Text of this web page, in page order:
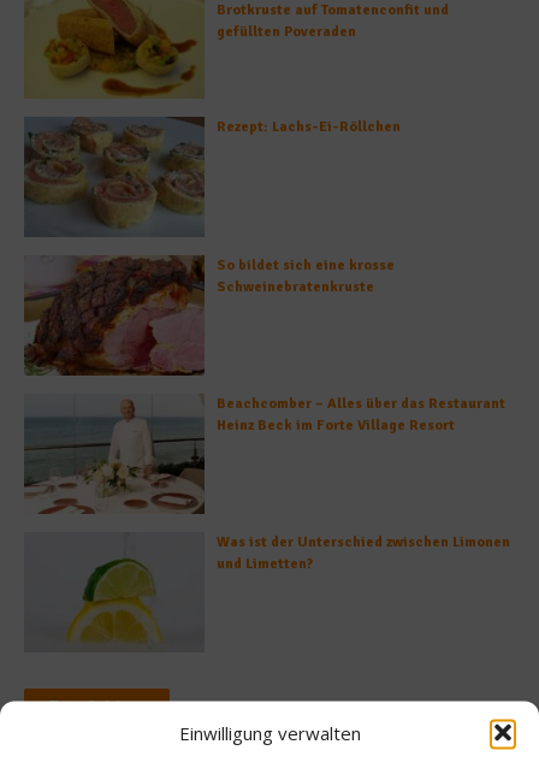
Einwilligung verwalten
Brotkruste auf Tomatenconfit und
gefüllten Poveraden
Rezept: Lachs-Ei-Röllchen
So bildet sich eine krosse
Schweinebratenkruste
Beachcomber – Alles über das Restaurant
Heinz Beck im Forte Village Resort
Was ist der Unterschied zwischen Limonen
und Limetten?
Empfohlen